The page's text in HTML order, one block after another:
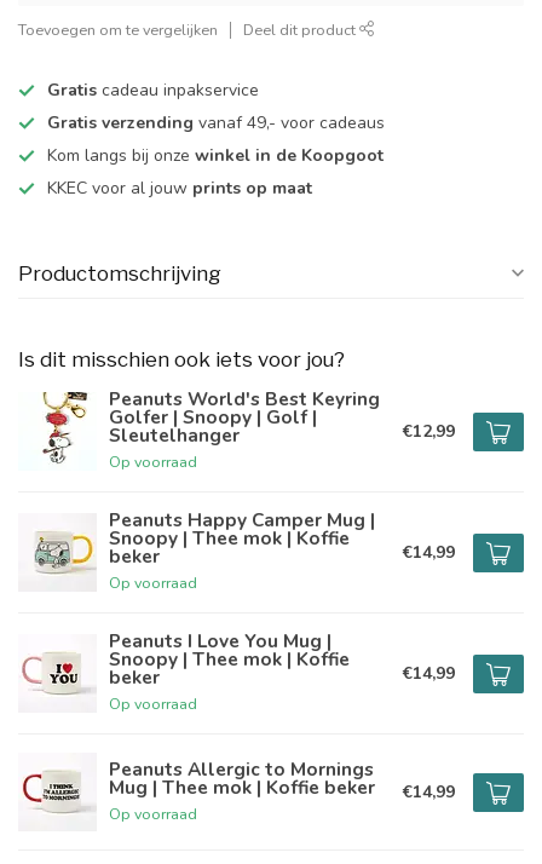
Toevoegen om te vergelijken Deel dit product
Gratis cadeau inpakservice
Gratis verzending vanaf 49,- voor cadeaus
Kom langs bij onze winkel in de Koopgoot
KKEC voor al jouw prints op maat
Productomschrijving
Is dit misschien ook iets voor jou?
Peanuts World's Best Keyring
Golfer | Snoopy | Golf |
Sleutelhanger
Op voorraad
€12,99
Peanuts Happy Camper Mug |
Snoopy | Thee mok | Koffie
beker
Op voorraad
€14,99
Peanuts I Love You Mug |
Snoopy | Thee mok | Koffie
beker
Op voorraad
€14,99
Peanuts Allergic to Mornings
Mug | Thee mok | Koffie beker
Op voorraad
€14,99